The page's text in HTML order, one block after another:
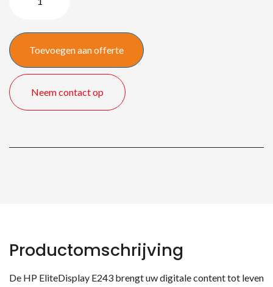
EliteDisplay
-
24"/
cm
quantity
Toevoegen aan offerte
Neem contact op
Productomschrijving
De HP EliteDisplay E243 brengt uw digitale content tot leven